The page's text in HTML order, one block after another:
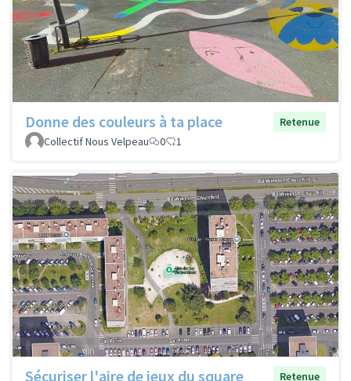
Donne des couleurs à ta place
Retenue
Collectif Nous Velpeau
0 1
Sécuriser l'aire de jeux du square Retenue